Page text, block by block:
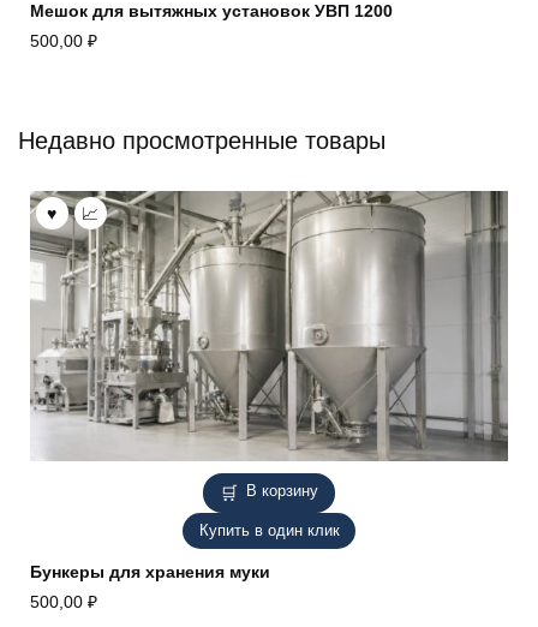
Мешок для вытяжных установок УВП 1200
500,00 ₽
Недавно просмотренные товары
В корзину
Купить в один клик
Бункеры для хранения муки
500,00 ₽